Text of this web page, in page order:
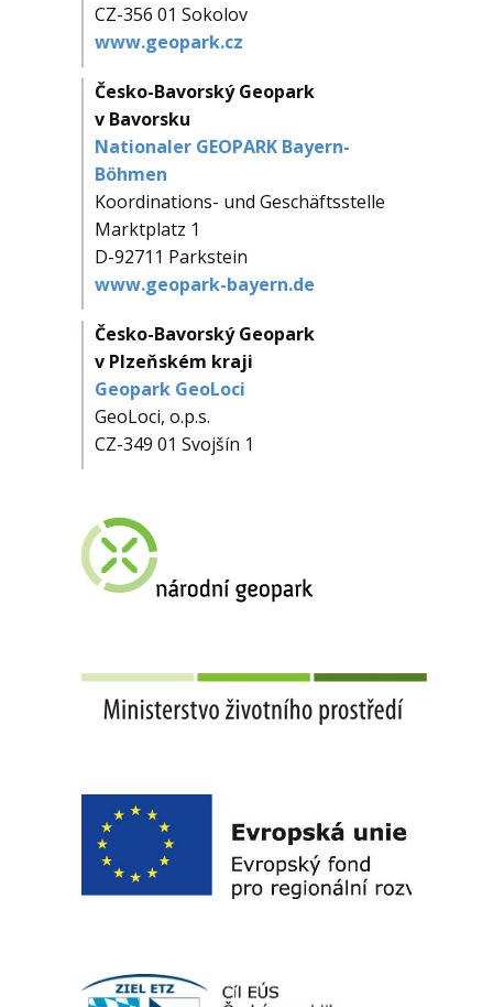
CZ-356 01 Sokolov
www.geopark.cz
Česko-Bavorský Geopark
v Bavorsku
Nationaler GEOPARK Bayern-
Böhmen
Koordinations- und Geschäftsstelle
Marktplatz 1
D-92711 Parkstein
www.geopark-bayern.de
Česko-Bavorský Geopark
v Plzeňském kraji
Geopark GeoLoci
GeoLoci, o.p.s.
CZ-349 01 Svojšín 1